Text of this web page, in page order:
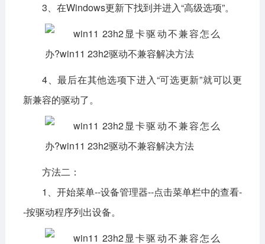
3、在Windows更新下找到并进入“高级选项”。
4、最后在其他选项下进入“可选更新”就可以更
新兼容的驱动了。
方法二：
1、开始菜单--设备管理器--点击菜单栏中的查看-
-按驱动程序列出设备。